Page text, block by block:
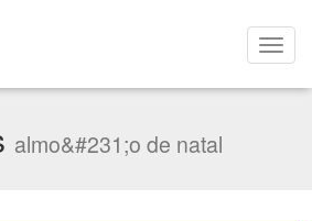
almo&#231;o de natal